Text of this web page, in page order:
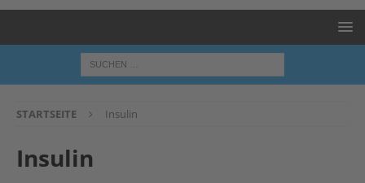
STARTSEITE Insulin
Insulin